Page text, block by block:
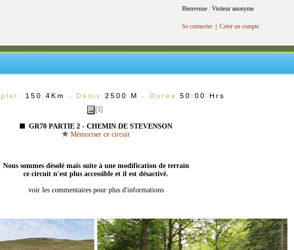
Bienvenue : Visiteur anonyme
Se connecter Créer un compte
: 150.4Km - Déniv: 2500 M - Durée:50:00 Hrs
[1]
GR70 PARTIE 2 - CHEMIN DE STEVENSON
Mémoriser ce circuit
Nous sommes désolé mais suite à une modification de terrain
ce circuit n'est plus accessible et il est désactivé.
voir les commentaires pour plus d'informations